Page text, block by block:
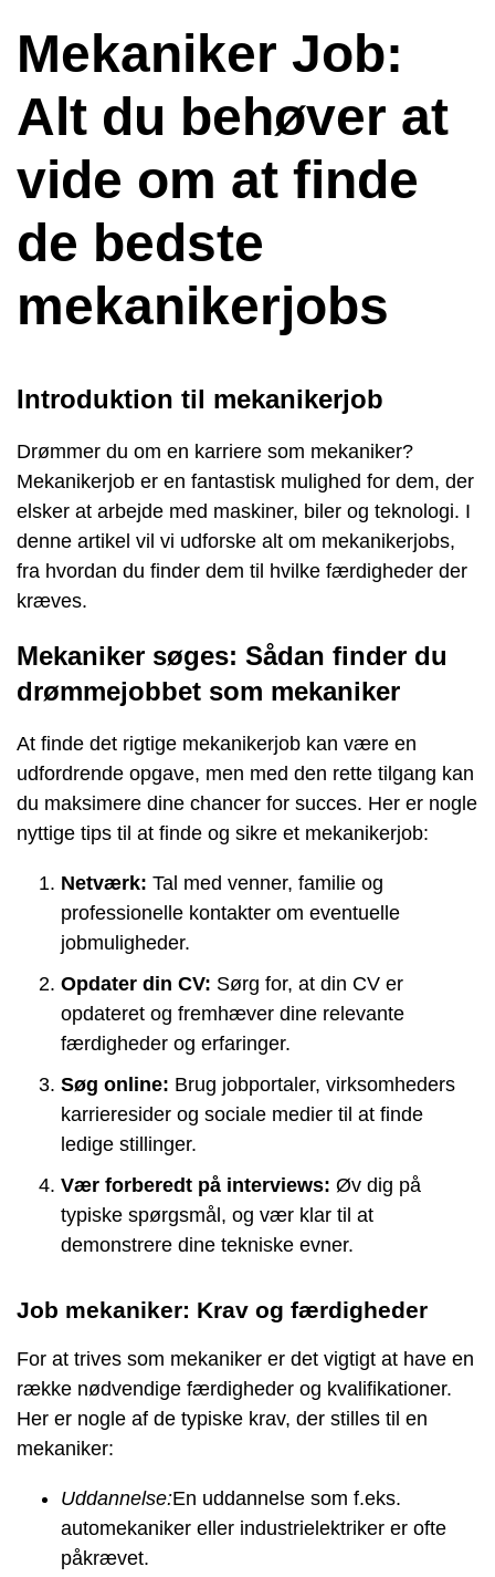
Mekaniker Job:
Alt du behøver at
vide om at finde
de bedste
mekanikerjobs
Introduktion til mekanikerjob
Drømmer du om en karriere som mekaniker?
Mekanikerjob er en fantastisk mulighed for dem, der
elsker at arbejde med maskiner, biler og teknologi. I
denne artikel vil vi udforske alt om mekanikerjobs,
fra hvordan du finder dem til hvilke færdigheder der
kræves.
Mekaniker søges: Sådan finder du
drømmejobbet som mekaniker
At finde det rigtige mekanikerjob kan være en
udfordrende opgave, men med den rette tilgang kan
du maksimere dine chancer for succes. Her er nogle
nyttige tips til at finde og sikre et mekanikerjob:
Netværk: Tal med venner, familie og
professionelle kontakter om eventuelle
jobmuligheder.
Opdater din CV: Sørg for, at din CV er
opdateret og fremhæver dine relevante
færdigheder og erfaringer.
Søg online: Brug jobportaler, virksomheders
karrieresider og sociale medier til at finde
ledige stillinger.
Vær forberedt på interviews: Øv dig på
typiske spørgsmål, og vær klar til at
demonstrere dine tekniske evner.
Job mekaniker: Krav og færdigheder
For at trives som mekaniker er det vigtigt at have en
række nødvendige færdigheder og kvalifikationer.
Her er nogle af de typiske krav, der stilles til en
mekaniker:
Uddannelse:En uddannelse som f.eks.
automekaniker eller industrielektriker er ofte
påkrævet.